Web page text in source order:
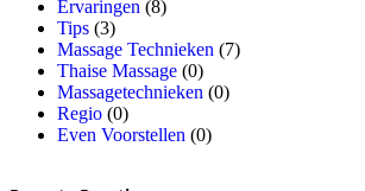
Ervaringen (8)
Tips (3)
Massage Technieken (7)
Thaise Massage (0)
Massagetechnieken (0)
Regio (0)
Even Voorstellen (0)